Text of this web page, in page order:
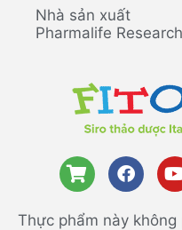
Nhà sản xuất
Pharmalife Research
Thực phẩm này